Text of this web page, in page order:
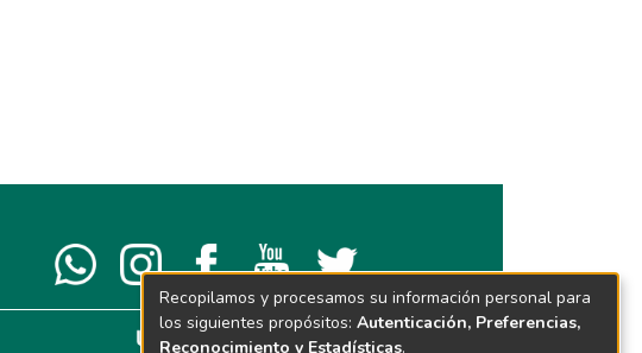
Recopilamos y procesamos su información personal para
los siguientes propósitos: Autenticación, Preferencias,
Reconocimiento y Estadísticas.